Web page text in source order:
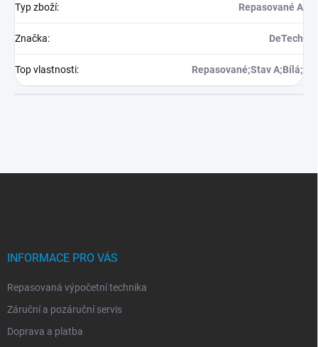
Typ zboží: Repasované A
Značka: DeTech
Top vlastnosti: Repasované;Stav A;Bílá;
INFORMACE PRO VÁS
Repasovaná výpočetní technika
Záruční a pozáruční servis
Doprava a platba